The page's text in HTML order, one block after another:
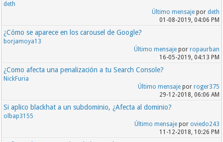
deth
Último mensajepor deth
01-08-2019, 04:06 PM
¿Cómo se aparece en los carousel de Google?
borjamoya13
Último mensajepor ropaurban
16-05-2019, 04:13 PM
¿Como afecta una penalización a tu Search Console?
NickFuria
Último mensajepor roger375
29-12-2018, 06:06 AM
Si aplico blackhat a un subdominio, ¿Afecta al dominio?
olbap3155
Último mensajepor oviedo243
11-12-2018, 10:26 PM